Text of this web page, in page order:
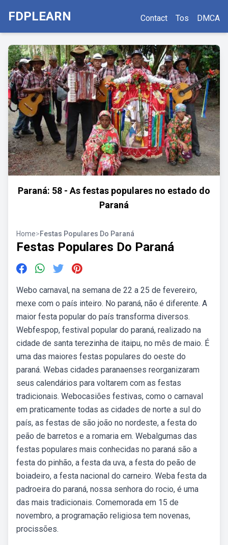
FDPLEARN Contact Tos DMCA
Paraná: 58 - As festas populares no estado do
Paraná
Home>Festas Populares Do Paraná
Festas Populares Do Paraná
Webo carnaval, na semana de 22 a 25 de fevereiro,
mexe com o país inteiro. No paraná, não é diferente. A
maior festa popular do país transforma diversos.
Webfespop, festival popular do paraná, realizado na
cidade de santa terezinha de itaipu, no mês de maio. É
uma das maiores festas populares do oeste do
paraná. Webas cidades paranaenses reorganizaram
seus calendários para voltarem com as festas
tradicionais. Webocasiões festivas, como o carnaval
em praticamente todas as cidades de norte a sul do
país, as festas de são joão no nordeste, a festa do
peão de barretos e a romaria em. Webalgumas das
festas populares mais conhecidas no paraná são a
festa do pinhão, a festa da uva, a festa do peão de
boiadeiro, a festa nacional do carneiro. Weba festa da
padroeira do paraná, nossa senhora do rocio, é uma
das mais tradicionais. Comemorada em 15 de
novembro, a programação religiosa tem novenas,
procissões.